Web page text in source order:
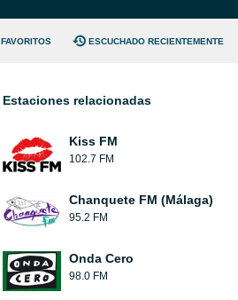
FAVORITOS ESCUCHADO RECIENTEMENTE
Estaciones relacionadas
Kiss FM
102.7 FM
Chanquete FM (Málaga)
95.2 FM
Onda Cero
98.0 FM